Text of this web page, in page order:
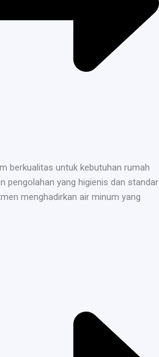
berkualitas untuk kebutuhan rumah
pengolahan yang higienis dan standar
menghadirkan air minum yang